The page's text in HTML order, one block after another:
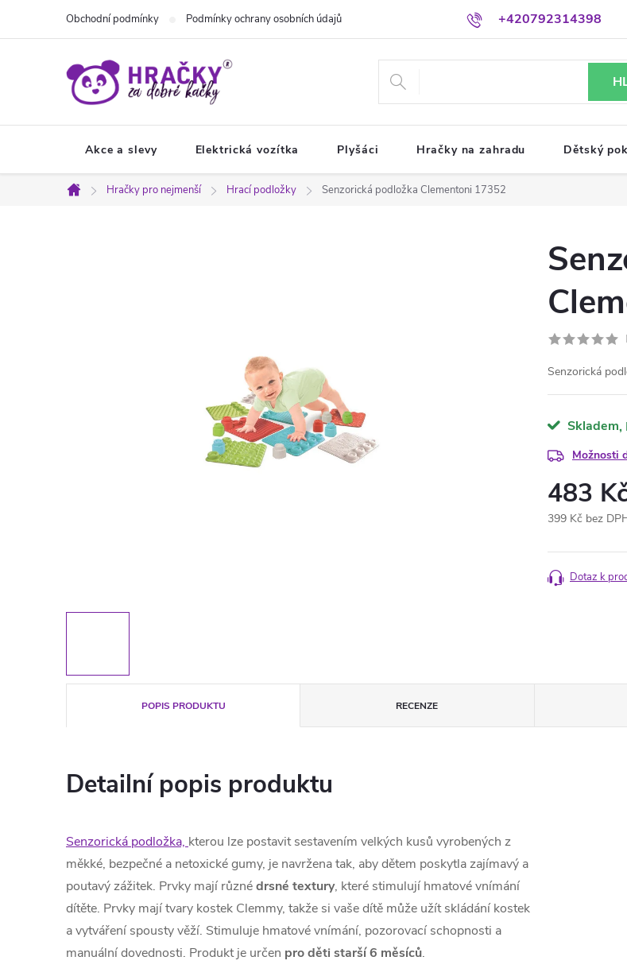
+420792314398
Obchodní podmínky Podmínky ochrany osobních údajů
Akce a slevy Elektrická vozítka Plyšáci Hračky na zahradu Dětský
Domů
Hračky pro nejmenší Hrací podložky Senzorická podložka Clementoni 17352
Senzorická
Skladem
Možnosti
483
399 Kč bez
cena:
Dotaz k
POPIS PRODUKTU RECENZE
Detailní popis produktu
Senzorická podložka, kterou lze postavit sestavením velkých kusů vyrobených z
měkké, bezpečné a netoxické gumy, je navržena tak, aby dětem poskytla zajímavý a
poutavý zážitek. Prvky mají různédrsné textury, které stimulují hmatové vnímání
dítěte. Prvky mají tvary kostek Clemmy, takže si vaše dítě může užít skládání kostek
a vytváření spousty věží. Stimuluje hmatové vnímání, pozorovací schopnosti a
manuální dovednosti. Produkt je určen pro děti starší 6 měsíců.